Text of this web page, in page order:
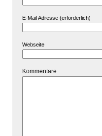
E-Mail Adresse (erforderlich)
Webseite
Kommentare